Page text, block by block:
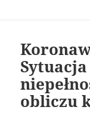
obliczu